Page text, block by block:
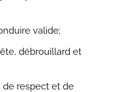
valide;
débrouillard et
de respect et de